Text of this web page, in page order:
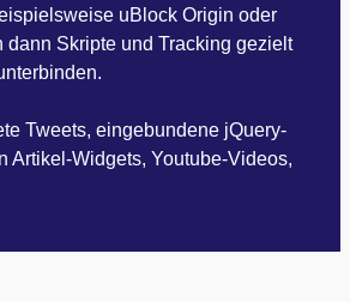
uBlock Origin oder
dann Skripte und Tracking gezielt
Tweets, eingebundene jQuery-
Artikel-Widgets, Youtube-Videos,